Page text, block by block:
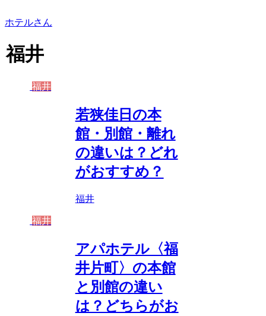
ホテルさん
福井
福井
若狭佳日の本
館・別館・離れ
の違いは？どれ
がおすすめ？
福井
福井
アパホテル〈福
井片町〉の本館
と別館の違い
は？どちらがお